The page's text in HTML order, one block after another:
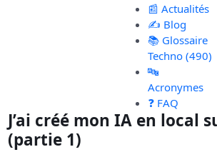
📰 Actualités
✍️ Blog
📚 Glossaire
Techno (490)
🔤
Acronymes
❓ FAQ
J’ai créé mon IA en local
(partie 1)